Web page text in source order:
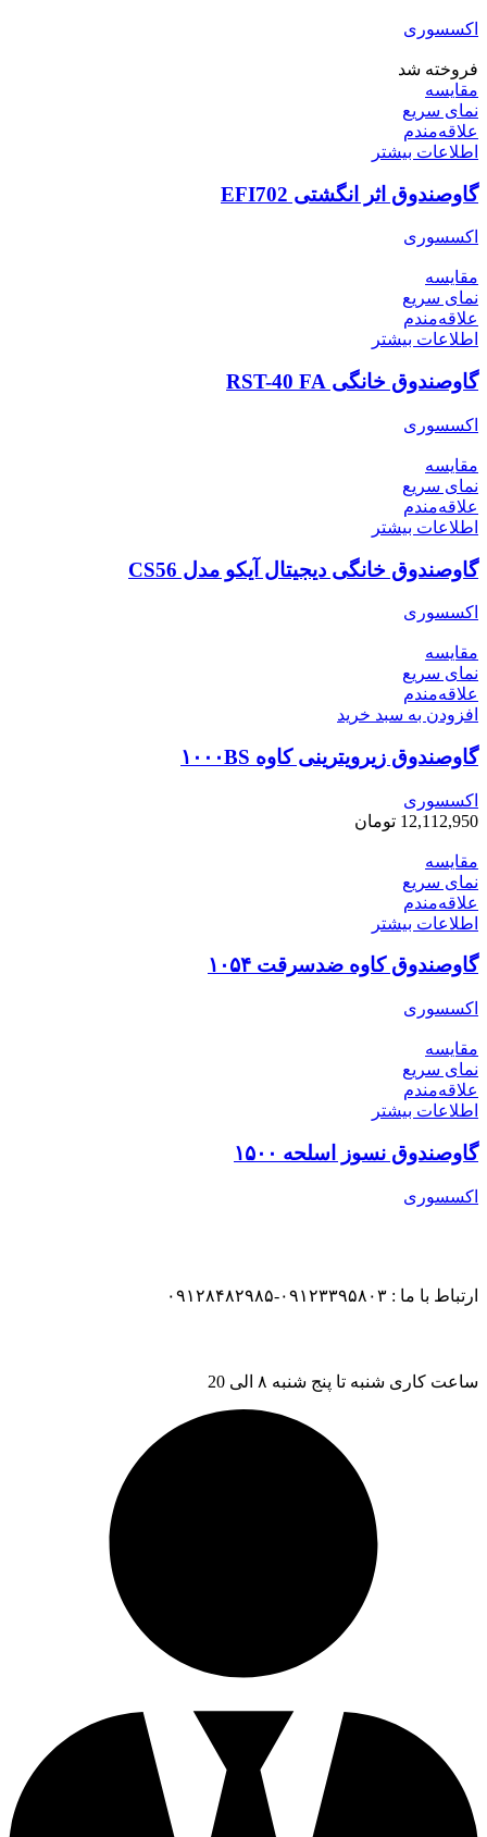
اکسسوری
فروخته شد
مقایسه
نمای سریع
علاقه‌مندم
اطلاعات بیشتر
گاوصندوق اثر انگشتی EFI702
اکسسوری
مقایسه
نمای سریع
علاقه‌مندم
اطلاعات بیشتر
گاوصندوق خانگی RST-40 FA
اکسسوری
مقایسه
نمای سریع
علاقه‌مندم
اطلاعات بیشتر
گاوصندوق خانگی دیجیتال آیکو مدل CS56
اکسسوری
مقایسه
نمای سریع
علاقه‌مندم
افزودن به سبد خرید
گاوصندوق زیرویترینی کاوه ۱۰۰۰BS
اکسسوری
12,112,950 تومان
مقایسه
نمای سریع
علاقه‌مندم
اطلاعات بیشتر
گاوصندوق کاوه ضدسرقت ۱۰۵۴
اکسسوری
مقایسه
نمای سریع
علاقه‌مندم
اطلاعات بیشتر
گاوصندوق نسوز اسلحه ۱۵۰۰
اکسسوری
ارتباط با ما : ۰۹۱۲۳۳۹۵۸۰۳-۰۹۱۲۸۴۸۲۹۸۵
ساعت کاری شنبه تا پنج شنبه ۸ الی 20